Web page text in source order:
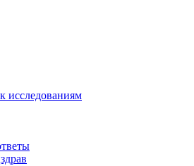
исследованиям